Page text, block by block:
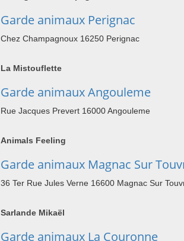
Garde animaux Perignac
Chez Champagnoux 16250 Perignac
La Mistouflette
Garde animaux Angouleme
Rue Jacques Prevert 16000 Angouleme
Animals Feeling
Garde animaux Magnac Sur
36 Ter Rue Jules Verne 16600 Magnac Sur
Sarlande Mikaël
Garde animaux La Couronne